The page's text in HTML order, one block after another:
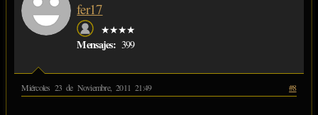
fer17
★★★★
Mensajes: 399
Miércoles 23 de Noviembre, 2011 21:49 #8